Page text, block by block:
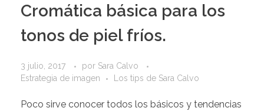
Cromática básica para los
tonos de piel fríos.
3 julio, 2017 por Sara Calvo
Estrategia de imagen
Los tips de Sara Calvo
Poco sirve conocer todos los básicos y tendencias